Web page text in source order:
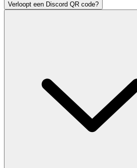
Verloopt een Discord QR code?